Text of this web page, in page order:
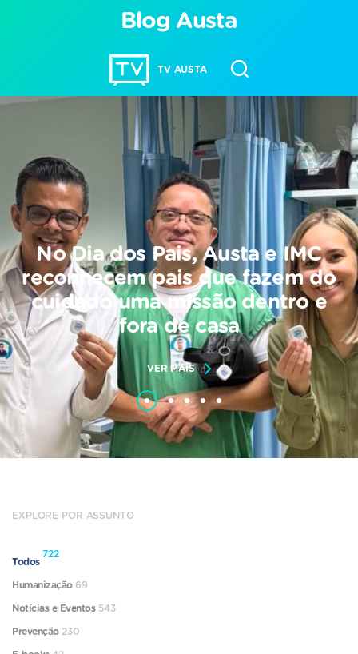
TV AUSTA
Blog Austa
No Dia dos Pais, Austa e IMC
reconhecem pais que fazem do
cuidado uma missão dentro e
fora de casa
VER MAIS
EXPLORE POR ASSUNTO
Todos
722
Humanização 69
Notícias e Eventos 543
Prevenção 230